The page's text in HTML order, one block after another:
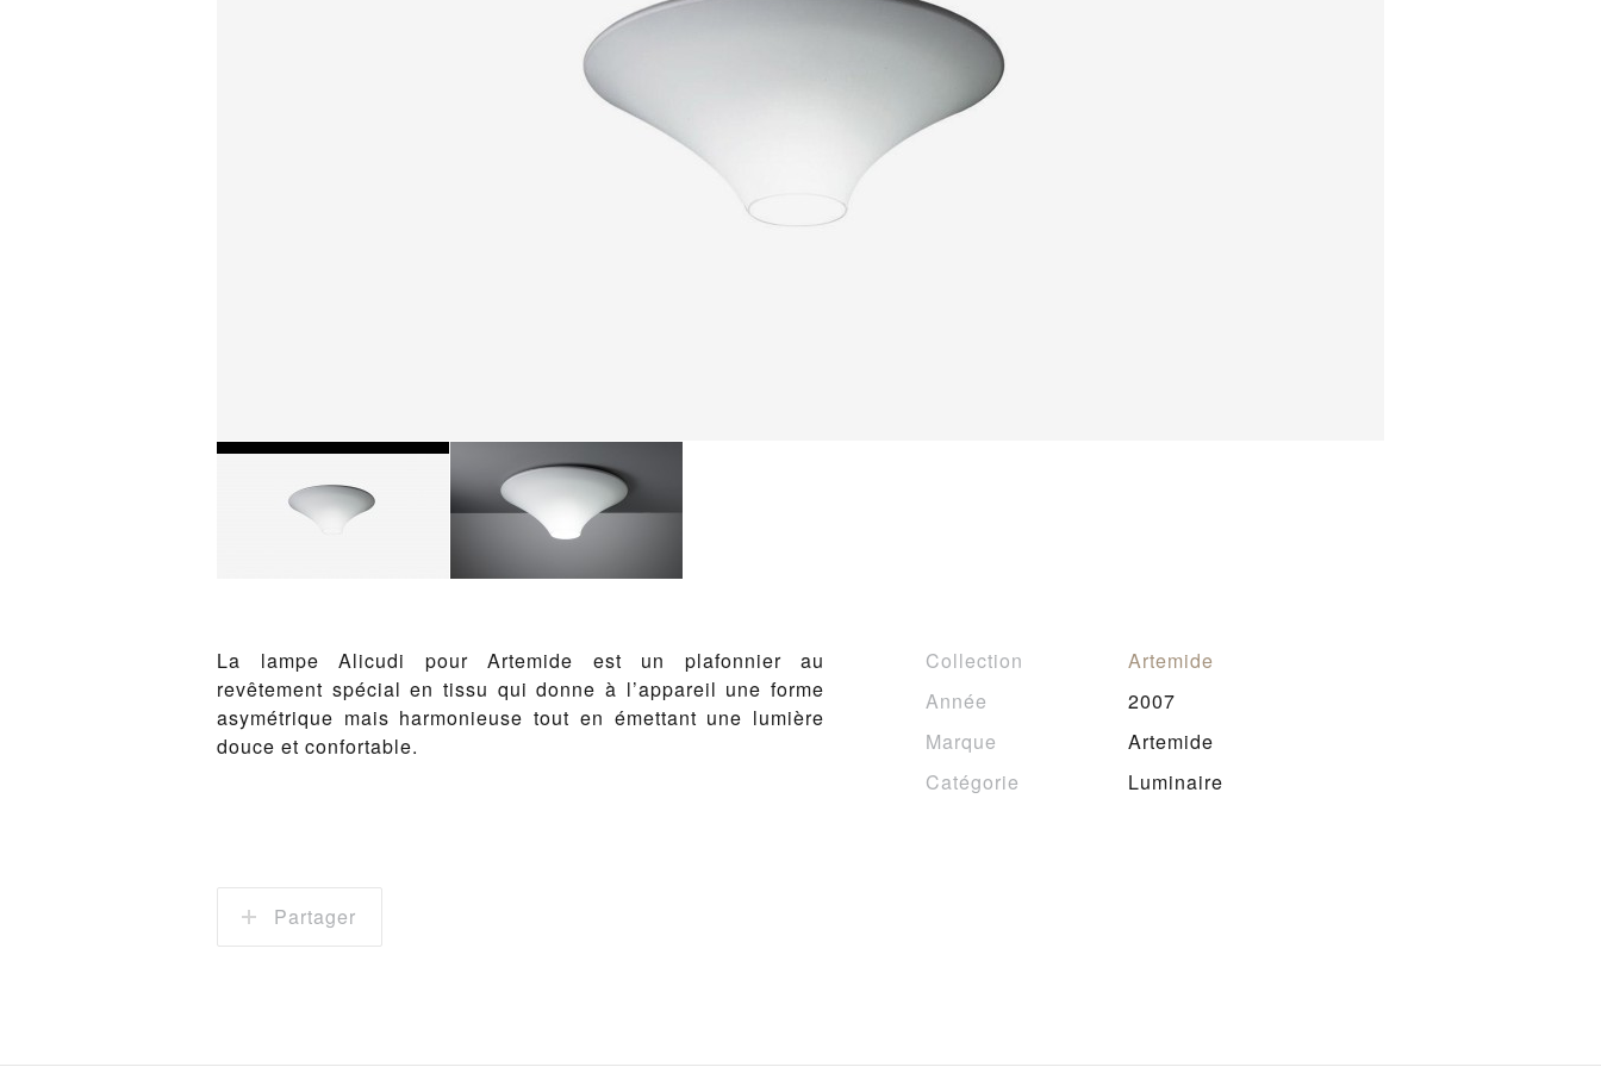
La lampe Alicudi pour Artemide est un plafonnier au
revêtement spécial en tissu qui donne à l’appareil une forme
asymétrique mais harmonieuse tout en émettant une lumière
douce et confortable.
Collection
Artemide
Année
2007
Marque
Artemide
Catégorie
Luminaire
Partager